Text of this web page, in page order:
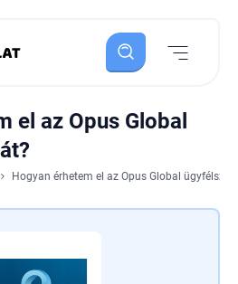
el az Opus Global
Hogyan érhetem el az Opus Global